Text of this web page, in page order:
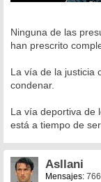
Ninguna de las
han prescrito
La vía de la justicia
condenar.
La vía deportiva de
está a tiempo de
Asllani
Mensajes: